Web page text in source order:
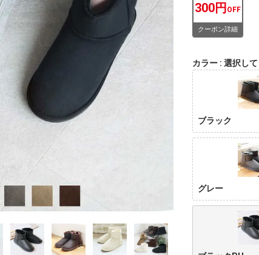
300円 OFF
クーポン詳細
カラー 選択し
ブラック
グレー